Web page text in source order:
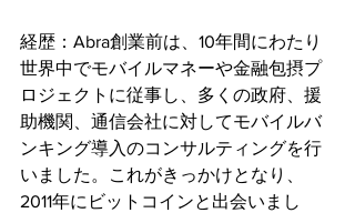
経歴：Abra創業前は、10年間にわたり
世界中でモバイルマネーや金融包摂プ
ロジェクトに従事し、多くの政府、援
助機関、通信会社に対してモバイルバ
ンキング導入のコンサルティングを行
いました。これがきっかけとなり、
2011年にビットコインと出会いまし